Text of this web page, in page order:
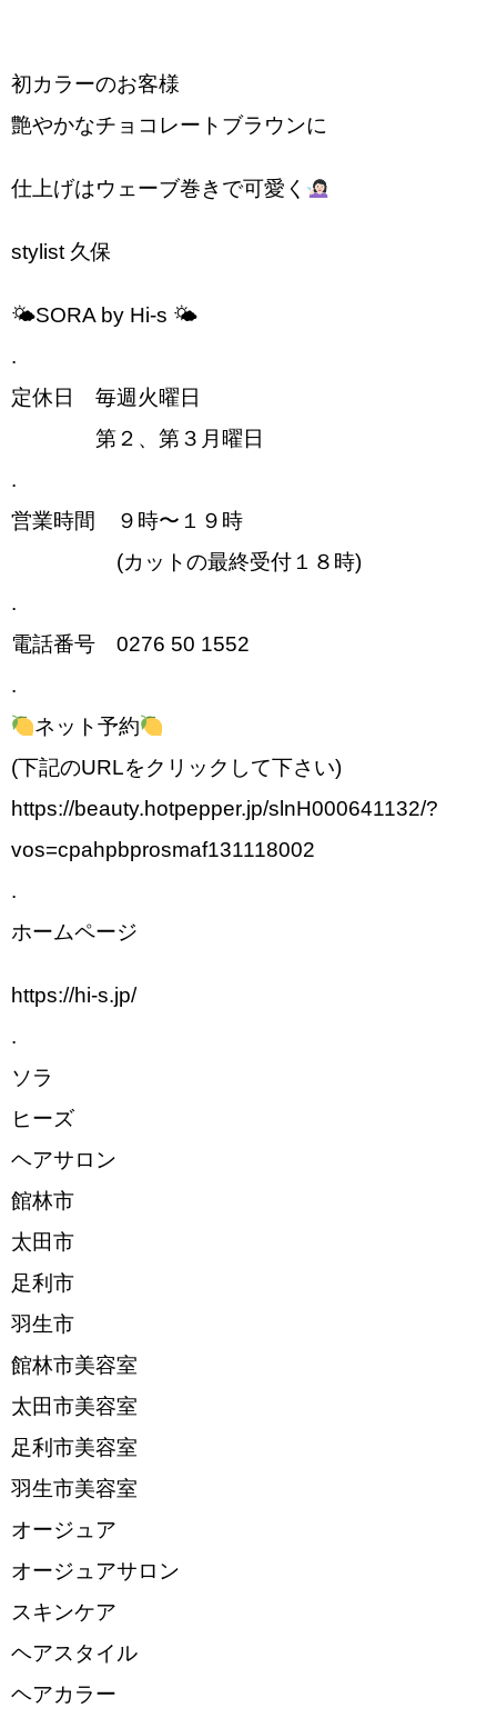
初カラーのお客様
艶やかなチョコレートブラウンに
仕上げはウェーブ巻きで可愛く
stylist 久保︎
🌤SORA by Hi-s 🌤
.
定休日 毎週火曜日
第２、第３月曜日
.
営業時間 ９時〜１９時
(カットの最終受付１８時)
.
電話番号 0276 50 1552
.
ネット予約
(下記のURLをクリックして下さい)
https://beauty.hotpepper.jp/slnH000641132/?
vos=cpahpbprosmaf131118002
.
ホームページ
https://hi-s.jp/
.
ソラ
ヒーズ
ヘアサロン
館林市
太田市
足利市
羽生市
館林市美容室
太田市美容室
足利市美容室
羽生市美容室
オージュア
オージュアサロン
スキンケア
ヘアスタイル
ヘアカラー